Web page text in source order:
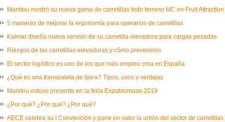
Manitou mostró su nueva gama de carretillas todo terreno MC en Fruit Attraction
5 maneras de mejorar la ergonomía para operarios de carretillas
Kalmar diseña nueva versión de su carretilla elevadora para cargas pesadas
Riesgos de las carretillas elevadoras y cómo prevenirlos
El sector logístico es uno de los que más empleo crea en España
¿Qué es una transpaleta de tijera? Tipos, usos y ventajas
Manitou estuvo presente en la feria Expobiomasa 2019
¿Por qué? ¿Por qué? ¿Por qué?
AECE celebra su I Convención y pone en valor la unión del sector de carretillas